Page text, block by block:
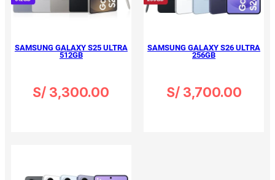
SAMSUNG GALAXY S25 ULTRA
512GB
S/ 3,300.00
SAMSUNG GALAXY S26 ULTRA
256GB
S/3,700.00